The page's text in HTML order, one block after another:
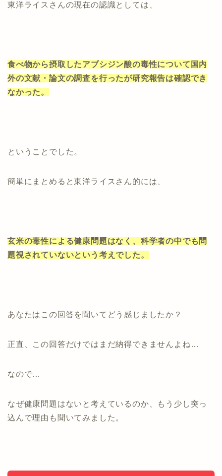
東洋ライスさんの現在の認識としては、
食べ物から摂取したアブシジン酸の毒性について国内
外の文献・論文の調査を行ったが研究報告は確認でき
なかった。
ということでした。
簡単にまとめると東洋ライスさん的には、
玄米の毒性による健康問題はなく、科学者の中でも問
題視されていないという考えでした。
あなたはこの回答を聞いてどう感じましたか？
正直、この回答だけではまだ納得できませんよね…
なので…
なぜ健康問題はないと考えているのか、もう少し突っ
込んで理由も聞いてみました。